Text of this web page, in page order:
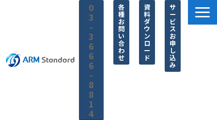
0
3
-
3
6
6
6
-
8
8
1
4
各
種
お
問
い
合
わ
せ
資
料
ダ
ウ
ン
ロ
ー
ド
サ
ー
ビ
ス
お
申
し
込
み